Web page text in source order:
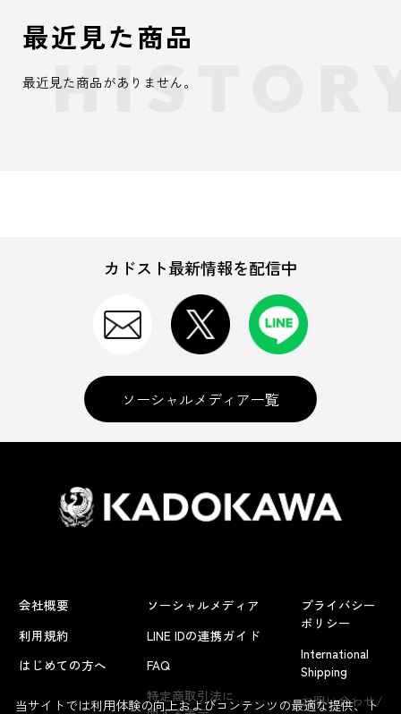
よくあるお問い合わせ
最近見た商品
最近見た商品がありません。
カドスト最新情報を配信中
ソーシャルメディア一覧
会社概要
利用規約
はじめての方へ
ソーシャルメディア
LINE IDの連携ガイド
FAQ
特定商取引法に
プライバシー
ポリシー
International
Shipping
お問い合わせ/
当サイトでは利用体験の向上およびコンテンツの最適な提供、ト